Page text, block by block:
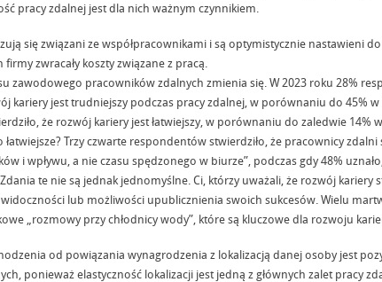
pracy zdalnej jest dla nich ważnym czynnikiem.
się związani ze współpracownikami i są optymistycznie nastawieni
firmy zwracały koszty związane z pracą.
zawodowego pracowników zdalnych zmienia się. W 2023 roku 28%
kariery jest trudniejszy podczas pracy zdalnej, w porównaniu do 45% w
że rozwój kariery jest łatwiejszy, w porównaniu do zaledwie 14%
łatwiejsze? Trzy czwarte respondentów stwierdziło, że pracownicy zdalni
i wpływu, a nie czasu spędzonego w biurze”, podczas gdy 48%
te nie są jednak jednomyślne. Ci, którzy uważali, że rozwój kariery
lub możliwości upublicznienia swoich sukcesów. Wielu
„rozmowy przy chłodnicy wody”, które są kluczowe dla rozwoju
od powiązania wynagrodzenia z lokalizacją danej osoby jest
ponieważ elastyczność lokalizacji jest jedną z głównych zalet pracy